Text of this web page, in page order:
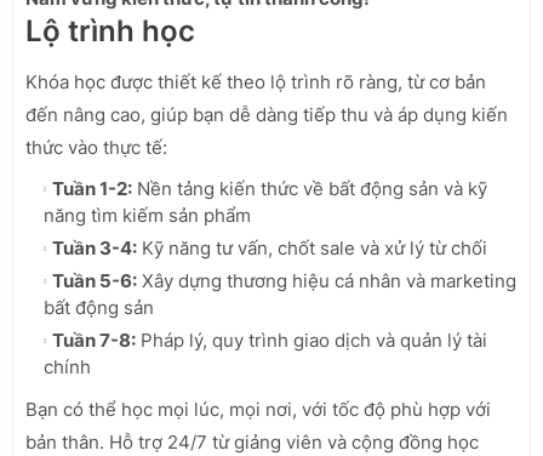
Lộ trình học
Khóa học được thiết kế theo lộ trình rõ ràng, từ cơ bản
đến nâng cao, giúp bạn dễ dàng tiếp thu và áp dụng kiến
thức vào thực tế:
Tuần 1-2: Nền tảng kiến thức về bất động sản và kỹ
năng tìm kiếm sản phẩm
Tuần 3-4: Kỹ năng tư vấn, chốt sale và xử lý từ chối
Tuần 5-6: Xây dựng thương hiệu cá nhân và marketing
bất động sản
Tuần 7-8: Pháp lý, quy trình giao dịch và quản lý tài
chính
Bạn có thể học mọi lúc, mọi nơi, với tốc độ phù hợp với
bản thân. Hỗ trợ 24/7 từ giảng viên và cộng đồng học